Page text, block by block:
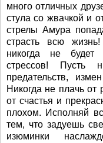
много отличных
стула со жвачкой и
стрелы Амура
страсть всю
никогда не будет
стрессов! Пусть
предательств,
Никогда не плачь от
от счастья и
плохом. Исполняй
тем, что задуешь
изюминки